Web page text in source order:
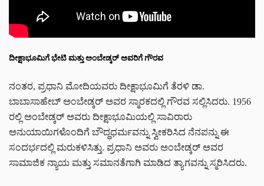
ದೀಕ್ಷಾಭೂಮಿಗೆ ಭೇಟಿ ಮತ್ತು ಅಂಬೇಡ್ಕರ್ ಅವರಿಗೆ ಗೌರವ
ನಂತರ, ಪ್ರಧಾನಿ ಮೋದಿಯವರು ದೀಕ್ಷಾಭೂಮಿಗೆ ತೆರಳಿ ಡಾ.
ಬಾಬಾಸಾಹೇಬ್ ಅಂಬೇಡ್ಕರ್ ಅವರ ಸ್ಮಾರಕದಲ್ಲಿ ಗೌರವ ಸಲ್ಲಿಸಿದರು. 1956
ರಲ್ಲಿ ಅಂಬೇಡ್ಕರ್ ಅವರು ದೀಕ್ಷಾಭೂಮಿಯಲ್ಲಿ ಸಾವಿರಾರು
ಅನುಯಾಯಿಗಳೊಂದಿಗೆ ಬೌದ್ಧಧರ್ಮವನ್ನು ಸ್ವೀಕರಿಸಿದ ನೆನಪನ್ನು ಈ
ಸಂದರ್ಭದಲ್ಲಿ ಮರುಕಳಿಸಿತ್ತು. ಪ್ರಧಾನಿ ಅವರು ಅಂಬೇಡ್ಕರ್ ಅವರ
ಸಾಮಾಜಿಕ ನ್ಯಾಯ ಮತ್ತು ಸಮಾನತೆಗಾಗಿ ಮಾಡಿದ ತ್ಯಾಗವನ್ನು ಸ್ಮರಿಸಿದರು.